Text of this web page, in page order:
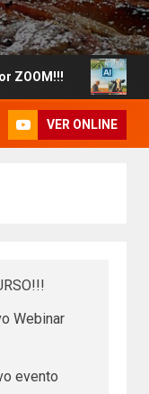
Esta es
VER ONLINE
Webinar
evento